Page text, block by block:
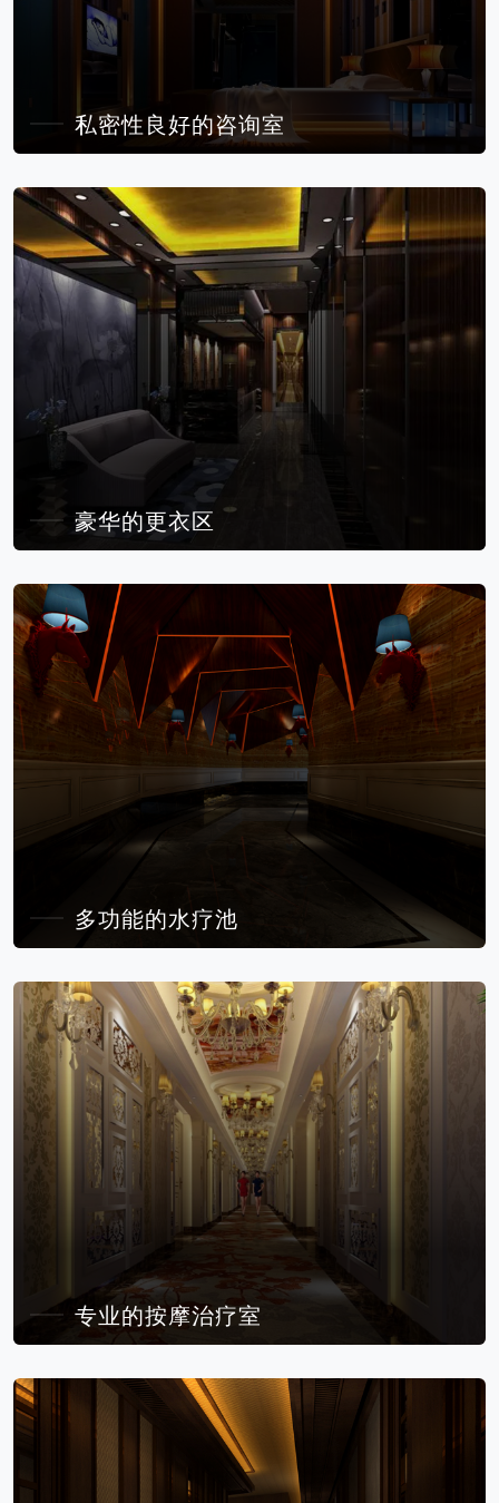
私密性良好的咨询室
豪华的更衣区
多功能的水疗池
专业的按摩治疗室